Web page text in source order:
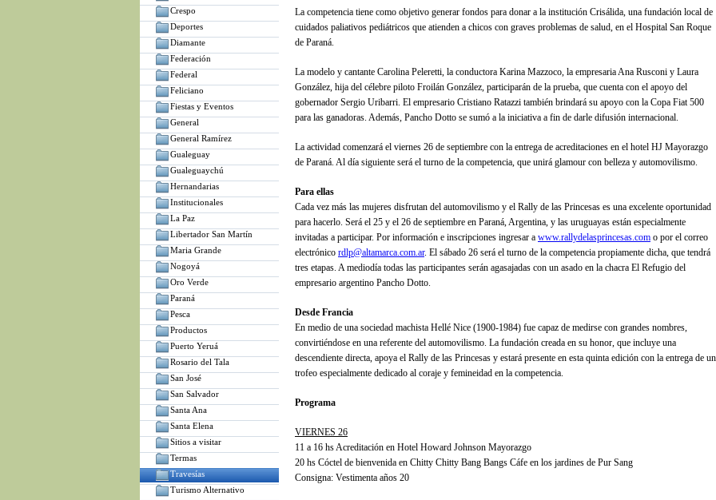
Crespo
Deportes
Diamante
Federación
Federal
Feliciano
Fiestas y Eventos
General
General Ramírez
Gualeguay
Gualeguaychú
Hernandarias
Institucionales
La Paz
Libertador San Martín
Maria Grande
Nogoyá
Oro Verde
Paraná
Pesca
Productos
Puerto Yeruá
Rosario del Tala
San José
San Salvador
Santa Ana
Santa Elena
Sitios a visitar
Termas
Travesías
Turismo Alternativo
La competencia tiene como objetivo generar fondos para donar a la institución Crisálida, una fundación local de
cuidados paliativos pediátricos que atienden a chicos con graves problemas de salud, en el Hospital San Roque
de Paraná.
La modelo y cantante Carolina Peleretti, la conductora Karina Mazzoco, la empresaria Ana Rusconi y Laura
González, hija del célebre piloto Froilán González, participarán de la prueba, que cuenta con el apoyo del
gobernador Sergio Uribarri. El empresario Cristiano Ratazzi también brindará su apoyo con la Copa Fiat 500
para las ganadoras. Además, Pancho Dotto se sumó a la iniciativa a fin de darle difusión internacional.
La actividad comenzará el viernes 26 de septiembre con la entrega de acreditaciones en el hotel HJ Mayorazgo
de Paraná. Al día siguiente será el turno de la competencia, que unirá glamour con belleza y automovilismo.
Para ellas
Cada vez más las mujeres disfrutan del automovilismo y el Rally de las Princesas es una excelente oportunidad
para hacerlo. Será el 25 y el 26 de septiembre en Paraná, Argentina, y las uruguayas están especialmente
invitadas a participar. Por información e inscripciones ingresar a www.rallydelasprincesas.com o por el correo
electrónico rdlp@altamarca.com.ar. El sábado 26 será el turno de la competencia propiamente dicha, que tendrá
tres etapas. A mediodía todas las participantes serán agasajadas con un asado en la chacra El Refugio del
empresario argentino Pancho Dotto.
Desde Francia
En medio de una sociedad machista Hellé Nice (1900-1984) fue capaz de medirse con grandes nombres,
convirtiéndose en una referente del automovilismo. La fundación creada en su honor, que incluye una
descendiente directa, apoya el Rally de las Princesas y estará presente en esta quinta edición con la entrega de un
trofeo especialmente dedicado al coraje y femineidad en la competencia.
Programa
VIERNES 26
11 a 16 hs Acreditación en Hotel Howard Johnson Mayorazgo
20 hs Cóctel de bienvenida en Chitty Chitty Bang Bangs Cáfe en los jardines de Pur Sang
Consigna: Vestimenta años 20